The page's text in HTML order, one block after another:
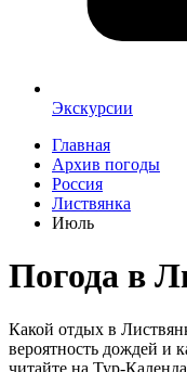
Экскурсии
Главная
Архив погоды
Россия
Листвянка
Июль
Погода в
Какой отдых в
вероятность дождей и
читайте на Тур-